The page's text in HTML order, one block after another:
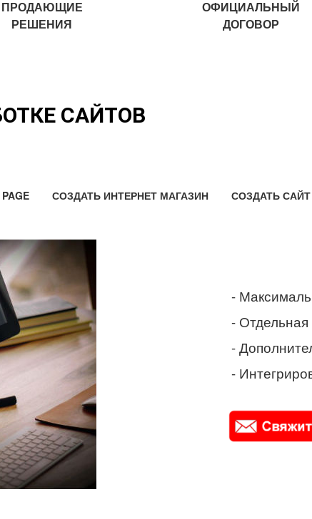
ПРОДАЮЩИЕ
РЕШЕНИЯ
ОФИЦИАЛЬНЫЙ
ДОГОВОР
САЙТОВ
СОЗДАТЬ ИНТЕРНЕТ МАГАЗИН СОЗДАТЬ
-
-
-
-